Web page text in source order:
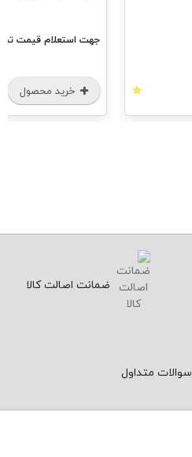
جهت استعلام قیمت
خرید محصول
ضمانت اصالت کالا
سوالات متداول